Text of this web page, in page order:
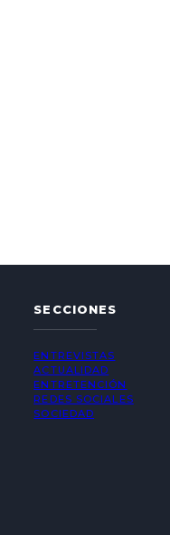
SECCIONES
ENTREVISTAS
ACTUALIDAD
ENTRETENCIÓN
REDES SOCIALES
SOCIEDAD